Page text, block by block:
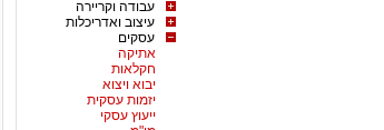
עבודה וקריירה
עיצוב ואדריכלות
עסקים
אתיקה
חקלאות
יבוא ויצוא
יזמות עסקית
ייעוץ עסקי